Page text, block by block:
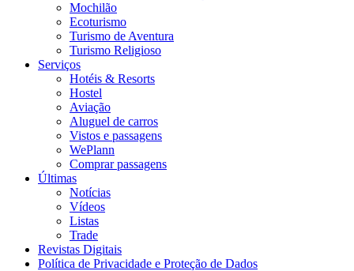
Mochilão
Ecoturismo
Turismo de Aventura
Turismo Religioso
Serviços
Hotéis & Resorts
Hostel
Aviação
Aluguel de carros
Vistos e passagens
WePlann
Comprar passagens
Últimas
Notícias
Vídeos
Listas
Trade
Revistas Digitais
Política de Privacidade e Proteção de Dados